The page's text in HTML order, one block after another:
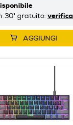
30' gratuito: verifica
AGGIUNGI